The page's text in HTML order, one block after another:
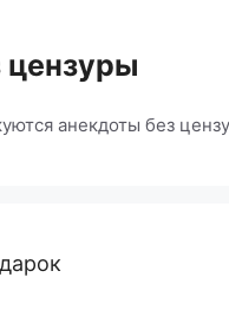
цензуры
анекдоты без